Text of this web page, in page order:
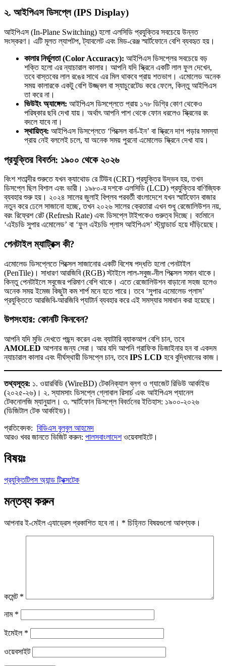
২. আইপিএস ডিসপ্লে (IPS Display)
আইপিএস (In-Plane Switching) হলো এলসিডি প্রযুক্তির সবচেয়ে উন্নত
সংস্করণ। এটি মূলত ল্যাপটপ, ট্যাবলেট এবং মিড-রেঞ্জ স্মার্টফোনে বেশি ব্যবহৃত হয়।
কালার নির্ভুলতা (Color Accuracy): আইপিএস ডিসপ্লের সবচেয়ে বড়
শক্তি হলো এর ন্যাচারাল কালার। আপনি যদি স্ক্রিনে একটি লাল ফুল দেখেন,
তবে বাস্তবের লাল রঙের সাথে এর মিল থাকবে প্রায় শতভাগ। এমোলেড অনেক
সময় কালারকে একটু বেশি উজ্জ্বল বা স্যাচুরেটেড করে ফেলে, কিন্তু আইপিএস
তা করে না।
ভিউইং অ্যাঙ্গেল: আইপিএস ডিসপ্লেতে প্রায় ১৭৮ ডিগ্রি কোণ থেকেও
পরিষ্কার ছবি দেখা যায়। অর্থাৎ আপনি পাশ থেকে ফোন ধরলেও স্ক্রিনের রং
বদলে যাবে না।
স্থায়িত্ব: আইপিএস ডিসপ্লেতে ‘পিক্সেল বার্ন-ইন’ বা স্ক্রিনে দাগ পড়ার সমস্যা
প্রায় নেই বললেই চলে, যা অনেক সময় পুরনো এমোলেড স্ক্রিনে দেখা যায়।
প্রযুক্তির বিবর্তন: ১৯০০ থেকে ২০২৬
বিংশ শতাব্দীর শুরুতে যখন ক্যাথোড রে টিউব (CRT) প্রযুক্তির উদ্ভব হয়, তখন
ডিসপ্লে ছিল বিশাল এবং ভারী। ১৯৮০-র দশকে এলসিডি (LCD) প্রযুক্তির বাণিজ্যিক
ব্যবহার শুরু হয়। ২০২৪ সালের জুলাই বিপ্লব পরবর্তী বাংলাদেশে যখন স্মার্টফোন বাজার
নতুন করে ঢেলে সাজানো হচ্ছে, তখন ২০২৬ সালের ক্রেতারা এখন শুধু রেজোলিউশন নয়,
বরং রিফ্রেশ রেট (Refresh Rate) এবং ডিসপ্লে টাইপকেও গুরুত্ব দিচ্ছে। বর্তমানে
‘এইচডি সুপার এমোলেড’ বা ‘ফুল এইচডি প্লাস আইপিএস’ স্ট্যান্ডার্ড হয়ে দাঁড়িয়েছে।
পেনটাইল ম্যাট্রিক্স কী?
এমোলেড ডিসপ্লেতে পিক্সেল সাজানোর একটি বিশেষ পদ্ধতি হলো পেনটাইল
(PenTile)। সাধারণ আরজিবি (RGB) স্টাইলে লাল-সবুজ-নীল পিক্সেল সমান থাকে।
কিন্তু পেনটাইলে সবুজের পরিমাণ বেশি থাকে। এতে রেজোলিউশন বাড়ানো সহজ হলেও
অনেক সময় ইমেজ কিছুটা কম শার্প মনে হতে পারে। তবে ‘সুপার এমোলেড প্লাস’
প্রযুক্তিতে আরজিবি-আরজিবি প্যাটার্ন ব্যবহার করে এই সমস্যার সমাধান করা হয়েছে।
উপসংহার: কোনটি কিনবেন?
আপনি যদি মুভি দেখতে পছন্দ করেন এবং ব্যাটারি ব্যাকআপ বেশি চান, তবে
AMOLED আপনার জন্য সেরা। আর যদি আপনি গ্রাফিক ডিজাইনার হন বা একদম
ন্যাচারাল কালার এবং দীর্ঘস্থায়ী ডিসপ্লে চান, তবেIPS LCD হবে বুদ্ধিমানের কাজ।
তথ্যসূত্র: ১. ওয়ারবিডি (WireBD) টেকনিক্যাল ব্লগ ও গ্যাজেট রিভিউ আর্কাইভ
(২০২৫-২৬)। ২. স্যামসাং ডিসপ্লে গ্লোবাল রিসার্চ এবং আইপিএস প্যানেল
টেকনোলজি ম্যানুয়াল। ৩. স্মার্টফোন ডিসপ্লে বিবর্তনের ইতিহাস: ১৯০০-২০২৬
(ডিজিটাল টেক আর্কাইভ)।
প্রতিবেদক: বিডিএস বুলবুল আহমেদ
আরও খবর জানতে ভিজিট করুন: পালসবাংলাদেশওয়েবসাইটে।
বিষয়ঃ
প্রযুক্তিটিপস অ্যান্ড ট্রিক্সটেক
মন্তব্য করুন
আপনার ই-মেইল এ্যাড্রেস প্রকাশিত হবে না। * চিহ্নিত বিষয়গুলো আবশ্যক।
কমেন্ট *
নাম *
ইমেইল *
ওয়েবসাইট